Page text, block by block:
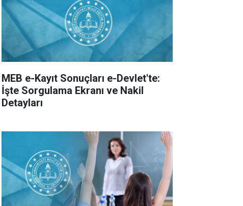
MEB e-Kayıt Sonuçları e-Devlet'te:
İşte Sorgulama Ekranı ve Nakil
Detayları